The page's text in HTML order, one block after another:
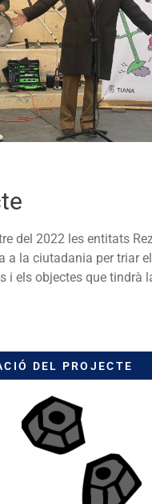
del 2022 les entitats
a la ciutadania per triar
i els objectes que tindrà
DEL PROJECTE